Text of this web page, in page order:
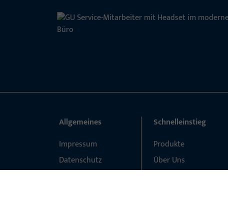
Allgemeines
Impressum
Datenschutz
Schnelleinstieg
Produkte
Über Uns